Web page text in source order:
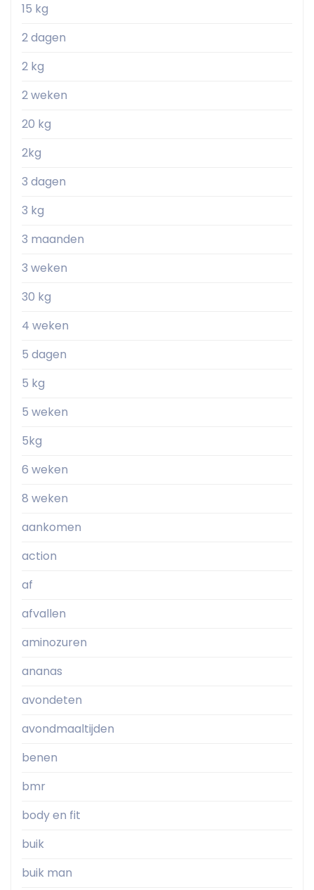
15 kg
2 dagen
2 kg
2 weken
20 kg
2kg
3 dagen
3 kg
3 maanden
3 weken
30 kg
4 weken
5 dagen
5 kg
5 weken
5kg
6 weken
8 weken
aankomen
action
af
afvallen
aminozuren
ananas
avondeten
avondmaaltijden
benen
bmr
body en fit
buik
buik man